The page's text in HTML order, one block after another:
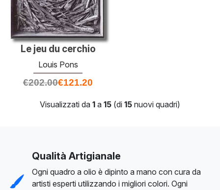
Le jeu du cerchio
Louis Pons
€202.00€121.20
Visualizzati da 1 a 15 (di 15 nuovi quadri)
Qualità Artigianale
Ogni quadro a olio è dipinto a mano con cura da
artisti esperti utilizzando i migliori colori. Ogni